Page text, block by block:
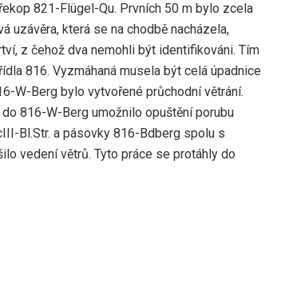
821-Flügel-Qu. Prvních 50 m bylo zcela
uzávěra, která se na chodbě nacházela,
z čehož dva nemohli být identifikováni. Tím
816. Vyzmáhaná musela být celá úpadnice
W-Berg bylo vytvořené průchodní větrání.
816-W-Berg umožnilo opuštění porubu
Bl.Str. a pásovky 816-Bdberg spolu s
vedení větrů. Tyto práce se protáhly do